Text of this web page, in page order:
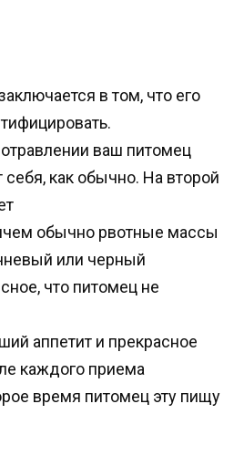
в том, что его
ваш питомец
как обычно. На второй
обычно рвотные массы
или черный
что питомец не
аппетит и прекрасное
каждого приема
время питомец эту пищу